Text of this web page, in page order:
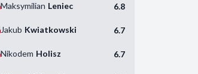
Maksymilian Leniec 6.8
Jakub Kwiatkowski 6.7
Nikodem Holisz 6.7